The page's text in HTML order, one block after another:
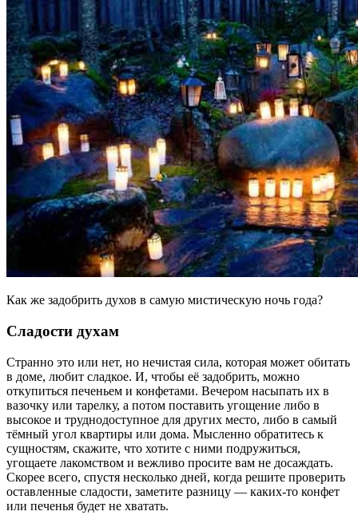
Как же задобрить духов в самую мистическую ночь года?
Сладости духам
Странно это или нет, но нечистая сила, которая может обитать
в доме, любит сладкое. И, чтобы её задобрить, можно
откупиться печеньем и конфетами. Вечером насыпать их в
вазочку или тарелку, а потом поставить угощение либо в
высокое и труднодоступное для других место, либо в самый
тёмный угол квартиры или дома. Мысленно обратитесь к
сущностям, скажите, что хотите с ними подружиться,
угощаете лакомством и вежливо просите вам не досаждать.
Скорее всего, спустя несколько дней, когда решите проверить
оставленные сладости, заметите разницу — каких-то конфет
или печенья будет не хватать.